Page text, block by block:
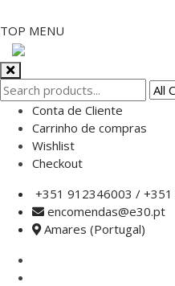
Skip
content
TOP MENU
Conta de Cliente
Carrinho de compras
Wishlist
Checkout
+351 912346003 / +351
encomendas@e30.pt
Amares (Portugal)